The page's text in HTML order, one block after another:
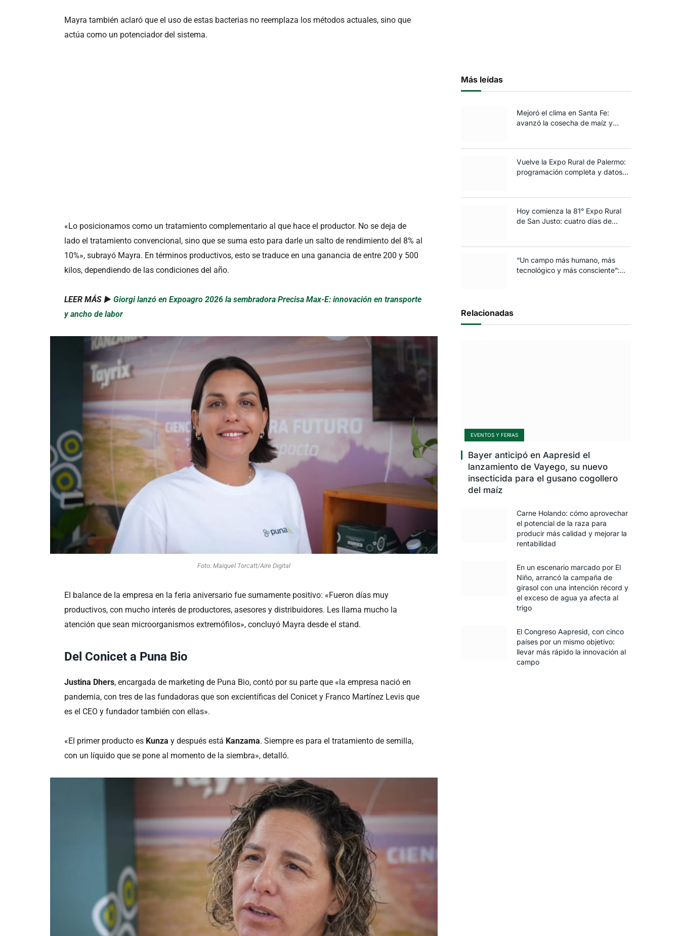
Mayra también aclaró que el uso de estas bacterias no reemplaza los métodos actuales, sino que
actúa como un potenciador del sistema.
«Lo posicionamos como un tratamiento complementario al que hace el productor. No se deja de
lado el tratamiento convencional, sino que se suma esto para darle un salto de rendimiento del 8% al
10%», subrayó Mayra. En términos productivos, esto se traduce en una ganancia de entre 200 y 500
kilos, dependiendo de las condiciones del año.
LEER MÁS ►Giorgi lanzó en Expoagro 2026 la sembradora Precisa Max-E: innovación en transporte
y ancho de labor
Foto: Maiquel Torcatt/Aire Digital
El balance de la empresa en la feria aniversario fue sumamente positivo: «Fueron días muy
productivos, con mucho interés de productores, asesores y distribuidores. Les llama mucho la
atención que sean microorganismos extremófilos», concluyó Mayra desde el stand.
Del Conicet a Puna Bio
Justina Dhers, encargada de marketing de Puna Bio, contó por su parte que «la empresa nació en
pandemia, con tres de las fundadoras que son excientíficas del Conicet y Franco Martínez Levis que
es el CEO y fundador también con ellas».
«El primer producto es Kunza y después está Kanzama. Siempre es para el tratamiento de semilla,
con un líquido que se pone al momento de la siembra», detalló.
Más leídas
Mejoró el clima en Santa Fe:
avanzó la cosecha de maíz y
Vuelve la Expo Rural de Palermo:
programación completa y datos
Hoy comienza la 81° Expo Rural
de San Justo: cuatro días de
“Un campo más humano, más
tecnológico y más consciente”:
Relacionadas
EVENTOS Y FERIAS
Bayer anticipó en Aapresid el
lanzamiento de Vayego, su nuevo
insecticida para el gusano cogollero
del maíz
Carne Holando: cómo aprovechar
el potencial de la raza para
producir más calidad y mejorar la
rentabilidad
En un escenario marcado por El
Niño, arrancó la campaña de
girasol con una intención récord y
el exceso de agua ya afecta al
trigo
El Congreso Aapresid, con cinco
países por un mismo objetivo:
llevar más rápido la innovación al
campo